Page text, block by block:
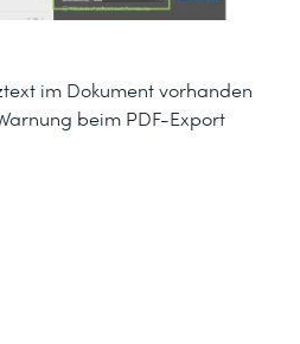
im Dokument vorhanden
beim PDF-Export